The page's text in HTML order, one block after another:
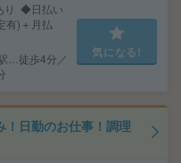
り ◆日払い
有)＋月払
…徒歩4分／
気になる!
日勤のお仕事！調理